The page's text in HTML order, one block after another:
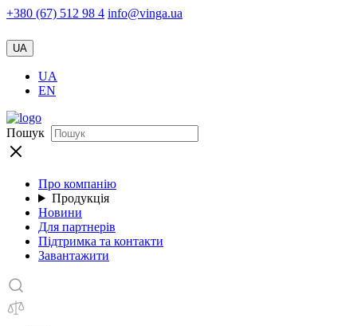
+380 (67) 512 98 4 info@vinga.ua
UA
UA
EN
Пошук
Про компанію
Продукція
Новини
Для партнерів
Підтримка та контакти
Завантажити